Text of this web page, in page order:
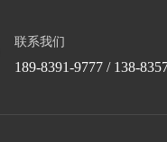
联系我们
189-8391-9777 / 138-